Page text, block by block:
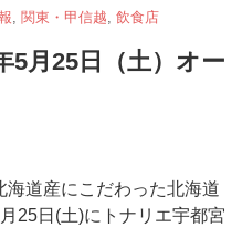
関東・甲信越 飲食店
5月25日（土）オー
道産にこだわった北海道
25日(土)にトナリエ宇都宮